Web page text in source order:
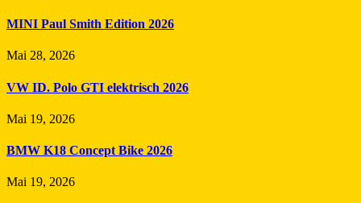
MINI Paul Smith Edition 2026
Mai 28, 2026
VW ID. Polo GTI elektrisch 2026
Mai 19, 2026
BMW K18 Concept Bike 2026
Mai 19, 2026